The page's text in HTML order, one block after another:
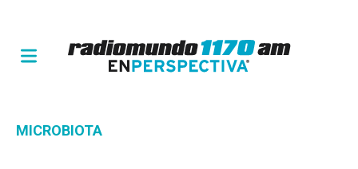
MICROBIOTA